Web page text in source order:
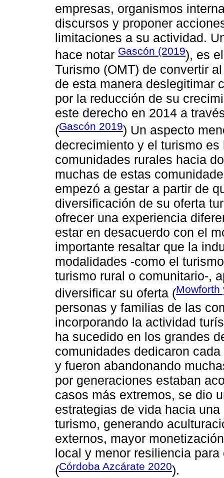
empresas, organismos
discursos y proponer
limitaciones a su actividad.
hace notar Gascón (2019), es
Turismo (OMT) de convertir
de esta manera deslegitimar
por la reducción de su
este derecho en 2014 a
(Gascón 2019) Un aspecto
decrecimiento y el turismo
comunidades rurales hacia
muchas de estas
empezó a gestar a partir de
diversificación de su oferta
ofrecer una experiencia
estar en desacuerdo con el
importante resaltar que la
modalidades -como el
turismo rural o comunitario-,
diversificar su oferta (Mowforth
personas y familias de las
incorporando la actividad
ha sucedido en los grandes
comunidades dedicaron
y fueron abandonando
por generaciones estaban
casos más extremos, se dio
estrategias de vida hacia
turismo, generando
externos, mayor
local y menor resiliencia
(Córdoba Azcárate 2020).